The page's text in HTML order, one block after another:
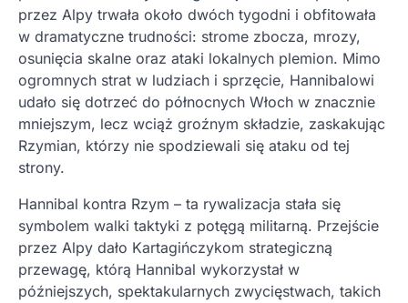
przez Alpy trwała około dwóch tygodni i obfitowała
w dramatyczne trudności: strome zbocza, mrozy,
osunięcia skalne oraz ataki lokalnych plemion. Mimo
ogromnych strat w ludziach i sprzęcie, Hannibalowi
udało się dotrzeć do północnych Włoch w znacznie
mniejszym, lecz wciąż groźnym składzie, zaskakując
Rzymian, którzy nie spodziewali się ataku od tej
strony.
Hannibal kontra Rzym – ta rywalizacja stała się
symbolem walki taktyki z potęgą militarną. Przejście
przez Alpy dało Kartagińczykom strategiczną
przewagę, którą Hannibal wykorzystał w
późniejszych, spektakularnych zwycięstwach, takich